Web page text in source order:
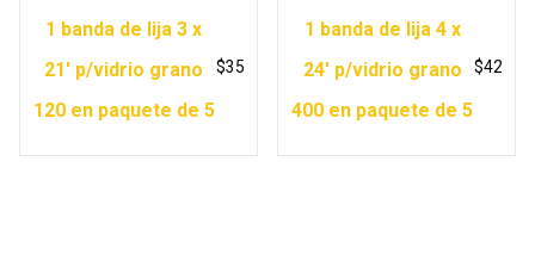
1 banda de lija 3 x
21′ p/vidrio grano
120 en paquete de 5
$35
1 banda de lija 4 x
24′ p/vidrio grano
400 en paquete de 5
$42